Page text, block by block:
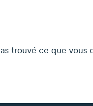
sommes consacrées
trouvé ce que vous